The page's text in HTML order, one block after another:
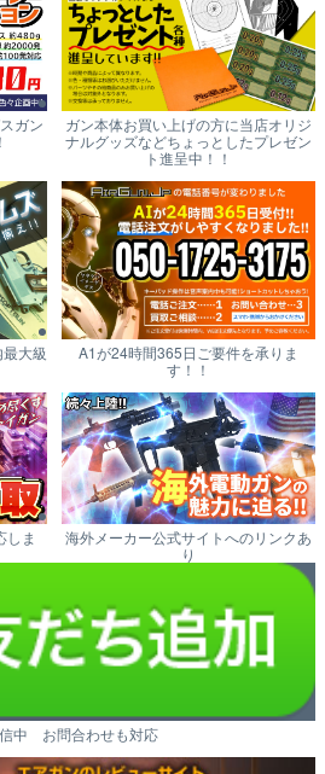
ガン
ガン本体お買い上げの方に当店オリジ
ナルグッズなどちょっとしたプレゼン
ト進呈中！！
大級
A1が24時間365日ご要件を承りま
す！！
しま
海外メーカー公式サイトへのリンクあ
り
中 お問合わせも対応